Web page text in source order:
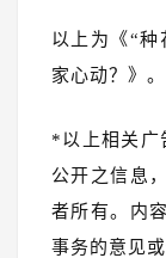
以上为《“种
家心动？》。
*以上相关广
公开之信息
者所有。内
事务的意见或